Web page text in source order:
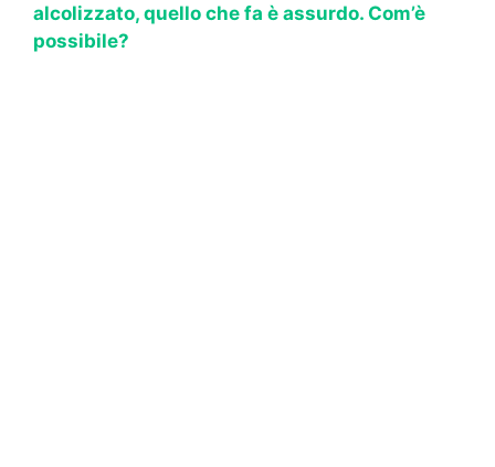
alcolizzato, quello che fa è assurdo. Com’è
possibile?